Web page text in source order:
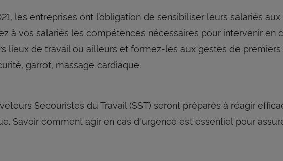
les entreprises ont l’obligation de sensibiliser leurs salariés
à vos salariés les compétences nécessaires pour intervenir en
lieux de travail ou ailleurs et formez-les aux gestes de
garrot, massage cardiaque.
Secouristes du Travail (SST) seront préparés à réagir
Savoir comment agir en cas d'urgence est essentiel pour